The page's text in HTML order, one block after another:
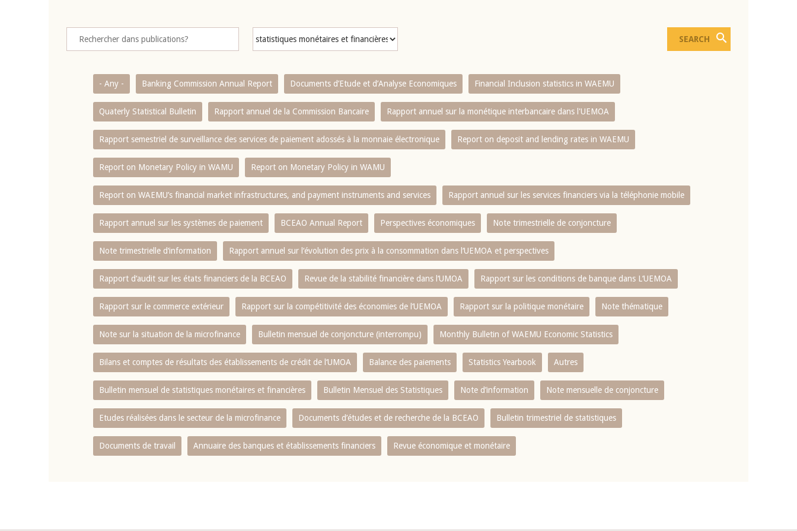
- Any - Banking Commission Annual Report Documents d’Etude et d’Analyse Economiques Financial Inclusion statistics in WAEMU
Quaterly Statistical Bulletin Rapport annuel de la Commission Bancaire Rapport annuel sur la monétique interbancaire dans l'UEMOA
Rapport semestriel de surveillance des services de paiement adossés à la monnaie électronique Report on deposit and lending rates in WAEMU
Report on Monetary Policy in WAMU Report on Monetary Policy in WAMU
Report on WAEMU’s financial market infrastructures, and payment instruments and services Rapport annuel sur les services financiers via la téléphonie mobile
Rapport annuel sur les systèmes de paiement BCEAO Annual Report Perspectives économiques Note trimestrielle de conjoncture
Note trimestrielle d‘information Rapport annuel sur l‘évolution des prix à la consommation dans l‘UEMOA et perspectives
Rapport d‘audit sur les états financiers de la BCEAO Revue de la stabilité financière dans l‘UMOA Rapport sur les conditions de banque dans L‘UEMOA
Rapport sur le commerce extérieur Rapport sur la compétitivité des économies de l‘UEMOA Rapport sur la politique monétaire Note thématique
Note sur la situation de la microfinance Bulletin mensuel de conjoncture (interrompu) Monthly Bulletin of WAEMU Economic Statistics
Bilans et comptes de résultats des établissements de crédit de l‘UMOA Balance des paiements Statistics Yearbook Autres
Bulletin mensuel de statistiques monétaires et financières Bulletin Mensuel des Statistiques Note d’information Note mensuelle de conjoncture
Etudes réalisées dans le secteur de la microfinance Documents d’études et de recherche de la BCEAO Bulletin trimestriel de statistiques
Documents de travail Annuaire des banques et établissements financiers Revue économique et monétaire